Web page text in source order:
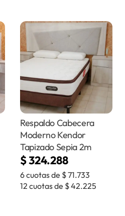
Respaldo Cabecera
Moderno Kendor
Tapizado Sepia 2m
$324.288
6 cuotas de $71.733
12 cuotas de $42.225